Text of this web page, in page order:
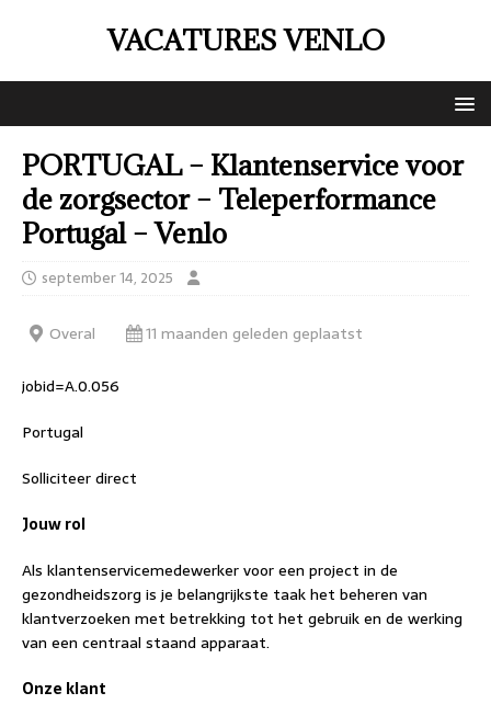
VACATURES VENLO
PORTUGAL – Klantenservice voor
de zorgsector – Teleperformance
Portugal – Venlo
september 14, 2025
Overal 11 maanden geleden geplaatst
jobid=A.0.056
Portugal
Solliciteer direct
Jouw rol
Als klantenservicemedewerker voor een project in de
gezondheidszorg is je belangrijkste taak het beheren van
klantverzoeken met betrekking tot het gebruik en de werking
van een centraal staand apparaat.
Onze klant